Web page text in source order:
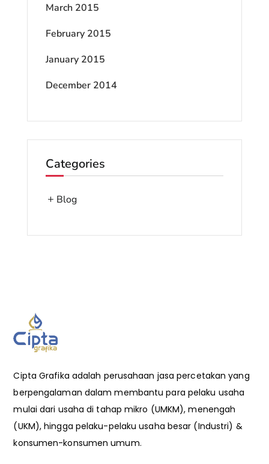
March 2015
February 2015
January 2015
December 2014
Categories
Blog
Cipta Grafika adalah perusahaan jasa percetakan yang
berpengalaman dalam membantu para pelaku usaha
mulai dari usaha di tahap mikro (UMKM), menengah
(UKM), hingga pelaku-pelaku usaha besar (Industri) &
konsumen-konsumen umum.